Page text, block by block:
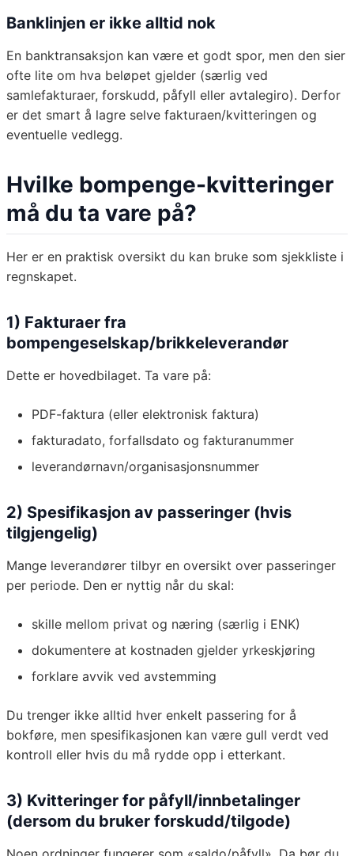
Banklinjen er ikke alltid nok
En banktransaksjon kan være et godt spor, men den sier
ofte lite om hva beløpet gjelder (særlig ved
samlefakturaer, forskudd, påfyll eller avtalegiro). Derfor
er det smart å lagre selve fakturaen/kvitteringen og
eventuelle vedlegg.
Hvilke bompenge-kvitteringer
må du ta vare på?
Her er en praktisk oversikt du kan bruke som sjekkliste i
regnskapet.
1) Fakturaer fra
bompengeselskap/brikkeleverandør
Dette er hovedbilaget. Ta vare på:
PDF-faktura (eller elektronisk faktura)
fakturadato, forfallsdato og fakturanummer
leverandørnavn/organisasjonsnummer
2) Spesifikasjon av passeringer (hvis
tilgjengelig)
Mange leverandører tilbyr en oversikt over passeringer
per periode. Den er nyttig når du skal:
skille mellom privat og næring (særlig i ENK)
dokumentere at kostnaden gjelder yrkeskjøring
forklare avvik ved avstemming
Du trenger ikke alltid hver enkelt passering for å
bokføre, men spesifikasjonen kan være gull verdt ved
kontroll eller hvis du må rydde opp i etterkant.
3) Kvitteringer for påfyll/innbetalinger
(dersom du bruker forskudd/tilgode)